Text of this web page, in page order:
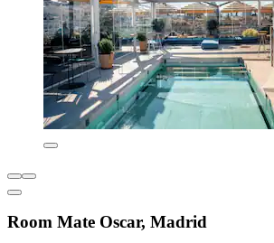
Room Mate Oscar, Madrid